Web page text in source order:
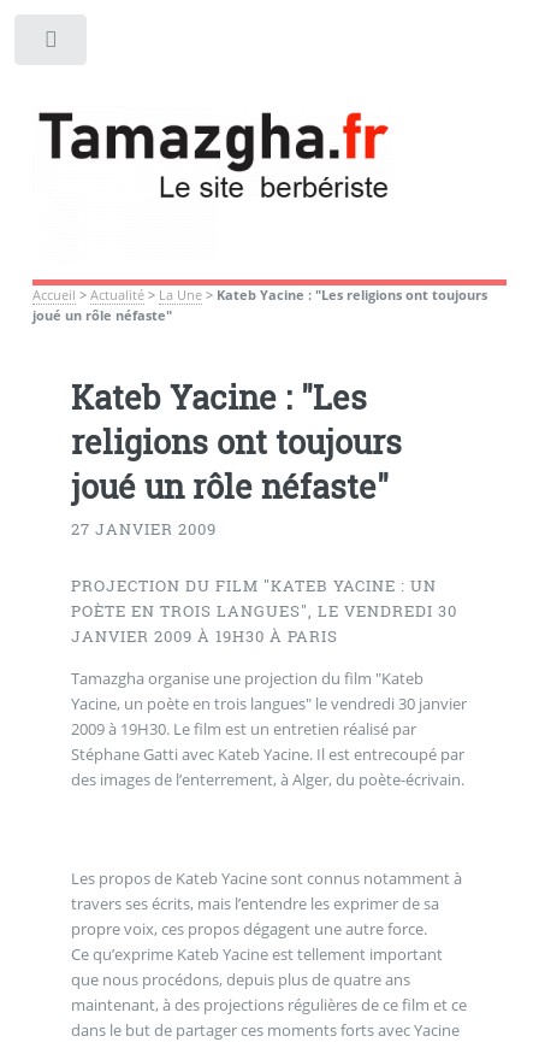
Accueil > Actualité> La Une> Kateb Yacine : "Les religions ont toujours
joué un rôle néfaste"
Kateb Yacine : "Les
religions ont toujours
joué un rôle néfaste"
27 JANVIER 2009
PROJECTION DU FILM "KATEB YACINE : UN
POÈTE EN TROIS LANGUES", LE VENDREDI 30
JANVIER 2009 À 19H30 À PARIS
Tamazgha organise une projection du film "Kateb
Yacine, un poète en trois langues" le vendredi 30 janvier
2009 à 19H30. Le film est un entretien réalisé par
Stéphane Gatti avec Kateb Yacine. Il est entrecoupé par
des images de l’enterrement, à Alger, du poète-écrivain.
Les propos de Kateb Yacine sont connus notamment à
travers ses écrits, mais l’entendre les exprimer de sa
propre voix, ces propos dégagent une autre force.
Ce qu’exprime Kateb Yacine est tellement important
que nous procédons, depuis plus de quatre ans
maintenant, à des projections régulières de ce film et ce
dans le but de partager ces moments forts avec Yacine